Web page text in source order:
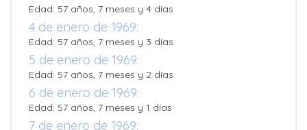
Edad: 57 años, 7 meses y 4 días
4 de enero de 1969:
Edad: 57 años, 7 meses y 3 días
5 de enero de 1969:
Edad: 57 años, 7 meses y 2 días
6 de enero de 1969:
Edad: 57 años, 7 meses y 1 días
7 de enero de 1969: